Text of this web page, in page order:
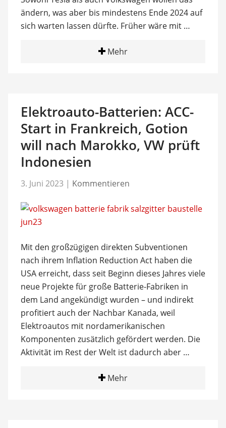
ändern, was aber bis mindestens Ende 2024 auf
sich warten lassen dürfte. Früher wäre mit …
Mehr
Elektroauto-Batterien: ACC-
Start in Frankreich, Gotion
will nach Marokko, VW prüft
Indonesien
3. Juni 2023 | Kommentieren
Mit den großzügigen direkten Subventionen
nach ihrem Inflation Reduction Act haben die
USA erreicht, dass seit Beginn dieses Jahres viele
neue Projekte für große Batterie-Fabriken in
dem Land angekündigt wurden – und indirekt
profitiert auch der Nachbar Kanada, weil
Elektroautos mit nordamerikanischen
Komponenten zusätzlich gefördert werden. Die
Aktivität im Rest der Welt ist dadurch aber …
Mehr